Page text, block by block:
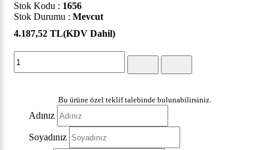
Stok Kodu : 1656
Stok Durumu : Mevcut
4.187,52 TL(KDV Dahil)
Bu ürüne özel teklif talebinde bulunabilirsiniz.
Adınız
Soyadınız